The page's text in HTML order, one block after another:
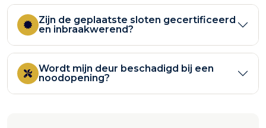
Zijn de geplaatste sloten gecertificeerd
en inbraakwerend?
Wordt mijn deur beschadigd bij een
noodopening?